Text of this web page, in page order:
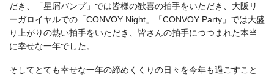
だき、「星屑バンプ」では皆様の歓喜の拍手をいただき、大阪リ
ーガロイヤルでの「CONVOY Night」「CONVOY Party」では大盛
り上がりの熱い拍手をいただき、皆さんの拍手につつまれた本当
に幸せな一年でした。
そしてとても幸せな一年の締めくくりの日々を今年も過ごすこと